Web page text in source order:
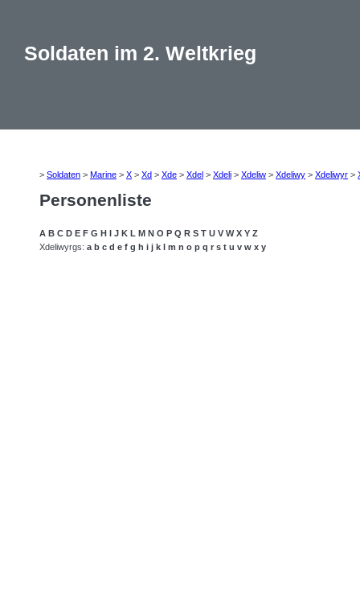
Soldaten im 2. Weltkrieg
> Soldaten > Marine > X > Xd > Xde > Xdel > Xdeli > Xdeliw > Xdeliwy > Xdeliwyr >
Personenliste
A B C D E F G H I J K L M N O P Q R S T U V W X Y Z
Xdeliwyrgs: a b c d e f g h i j k l m n o p q r s t u v w x y